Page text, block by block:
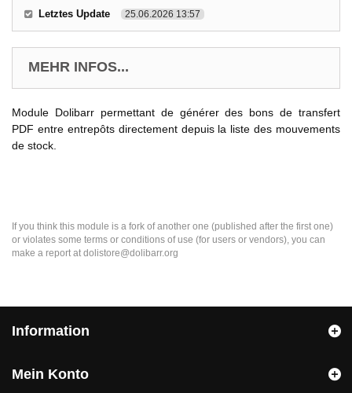
Letztes Update 25.06.2026 13:57
MEHR INFOS...
Module Dolibarr permettant de générer des bons de transfert
PDF entre entrepôts directement depuis la liste des mouvements
de stock.
If you think this module is a fork of another one (published after the first one)
or violates some terms or conditions of use (for users or vendors), you can
make a report at dolistore@dolibarr.org
Information
Mein Konto